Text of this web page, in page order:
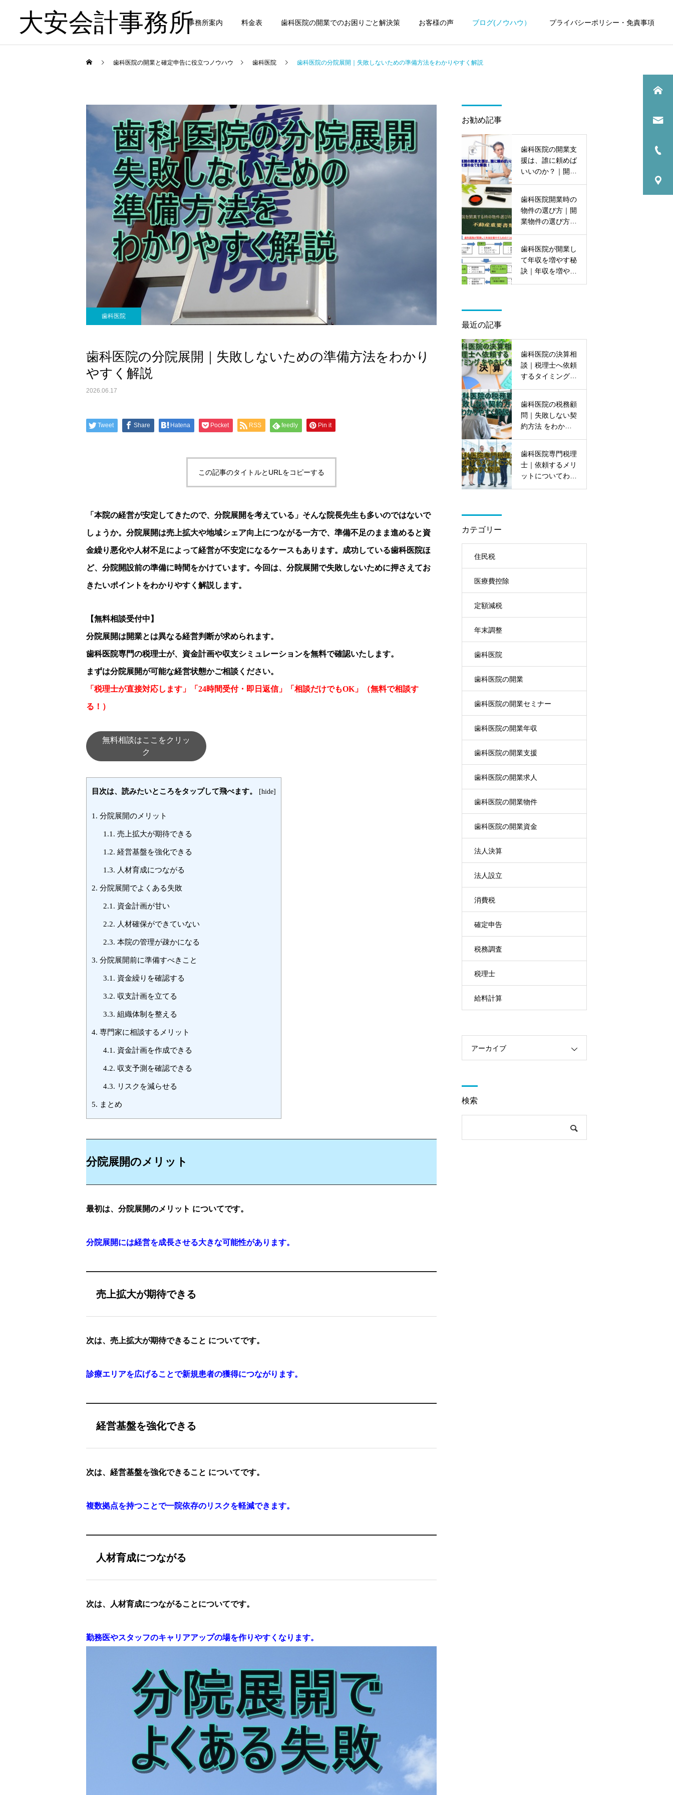
大安会計事務所事務所案内 料金表 歯科医院の開業でのお困りごと解決策 お客様の声 ブログ(ノウハウ） プライバシーポリシー・免責事項
歯科医院
歯科医院の決算相談｜税理
士へ依頼するタイミング を
やさしく解説
歯科医院
歯科医院の税務顧問｜失敗
しない契約方法 をわかりや
すく解説
歯科医院
歯科医院専門税理士｜依頼
歯科医院の税理士変更｜引
継ぎで失敗しない方法をわ
かりやすく解説
歯科医院の税理士費用｜顧
歯科医院の開業と確定申告に役立つノウハウ 歯科医院 歯科医院の分院展開｜失敗しないための準備方法をわかりやすく解説
歯科医院
歯科医院の分院展開｜失敗しないための準備方法をわかり
やすく解説
2026.06.17
Tweet Share Hatena Pocket RSS feedly Pin it
この記事のタイトルとURLをコピーする
「本院の経営が安定してきたので、分院展開を考えている」そんな院長先生も多いのではないで
しょうか。分院展開は売上拡大や地域シェア向上につながる一方で、準備不足のまま進めると資
金繰り悪化や人材不足によって経営が不安定になるケースもあります。成功している歯科医院ほ
ど、分院開設前の準備に時間をかけています。今回は、分院展開で失敗しないために押さえてお
きたいポイントをわかりやすく解説します。
【無料相談受付中】
分院展開は開業とは異なる経営判断が求められます。
歯科医院専門の税理士が、資金計画や収支シミュレーションを無料で確認いたします。
まずは分院展開が可能な経営状態かご相談ください。
「税理士が直接対応します」「24時間受付・即日返信」「相談だけでもOK」（無料で相談す
る！）
無料相談はここをクリッ
ク
目次は、読みたいところをタップして飛べます。 [hide]
1. 分院展開のメリット
1.1. 売上拡大が期待できる
1.2. 経営基盤を強化できる
1.3. 人材育成につながる
2. 分院展開でよくある失敗
2.1. 資金計画が甘い
2.2. 人材確保ができていない
2.3. 本院の管理が疎かになる
3. 分院展開前に準備すべきこと
3.1. 資金繰りを確認する
3.2. 収支計画を立てる
3.3. 組織体制を整える
4. 専門家に相談するメリット
4.1. 資金計画を作成できる
4.2. 収支予測を確認できる
4.3. リスクを減らせる
5. まとめ
分院展開のメリット
最初は、分院展開のメリット についてです。
分院展開には経営を成長させる大きな可能性があります。
売上拡大が期待できる
次は、売上拡大が期待できること についてです。
診療エリアを広げることで新規患者の獲得につながります。
経営基盤を強化できる
次は、経営基盤を強化できること についてです。
複数拠点を持つことで一院依存のリスクを軽減できます。
人材育成につながる
次は、人材育成につながることについてです。
勤務医やスタッフのキャリアアップの場を作りやすくなります。
お勧め記事
歯科医院の開業支
援は、誰に頼めば
いいのか？｜開業
歯科医院開業時の
物件の選び方｜開
業物件の選び方の
歯科医院が開業し
て年収を増やす秘
訣｜年収を増やす
最近の記事
歯科医院の決算相
談｜税理士へ依頼
するタイミング
歯科医院の税務顧
問｜失敗しない契
約方法 をわかり
歯科医院専門税理
士｜依頼するメリ
ットについてわか
カテゴリー
住民税
医療費控除
定額減税
年末調整
歯科医院
歯科医院の開業
歯科医院の開業セミナー
歯科医院の開業年収
歯科医院の開業支援
歯科医院の開業求人
歯科医院の開業物件
歯科医院の開業資金
法人決算
法人設立
消費税
確定申告
税務調査
税理士
給料計算
アーカイブ
検索